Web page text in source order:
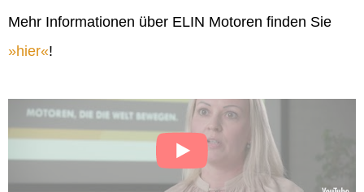
Mehr Informationen über ELIN Motoren finden Sie
hier !